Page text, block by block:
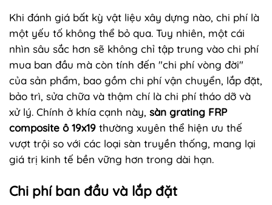
Khi đánh giá bất kỳ vật liệu xây dựng nào, chi phí là
một yếu tố không thể bỏ qua. Tuy nhiên, một cái
nhìn sâu sắc hơn sẽ không chỉ tập trung vào chi phí
mua ban đầu mà còn tính đến "chi phí vòng đời"
của sản phẩm, bao gồm chi phí vận chuyển, lắp đặt,
bảo trì, sửa chữa và thậm chí là chi phí tháo dỡ và
xử lý. Chính ở khía cạnh này, sàn grating FRP
composite ô 19x19 thường xuyên thể hiện ưu thế
vượt trội so với các loại sàn truyền thống, mang lại
giá trị kinh tế bền vững hơn trong dài hạn.
Chi phí ban đầu và lắp đặt